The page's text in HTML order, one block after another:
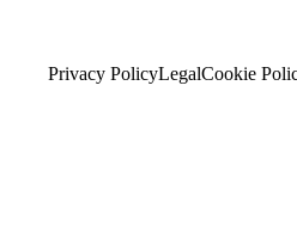
Privacy PolicyLegalCookie